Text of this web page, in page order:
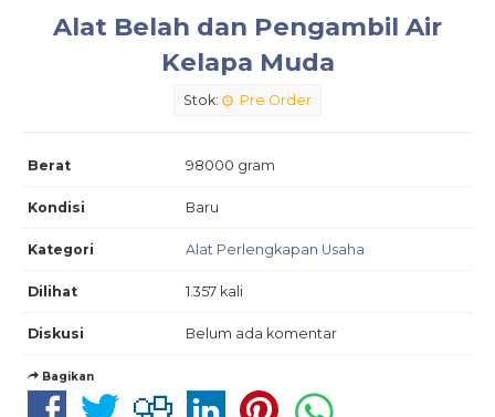
Alat Belah dan Pengambil Air
Kelapa Muda
Stok: Pre Order
Berat 98000 gram
Kondisi Baru
Kategori Alat Perlengkapan Usaha
Dilihat 1.357 kali
Diskusi Belum ada komentar
Bagikan